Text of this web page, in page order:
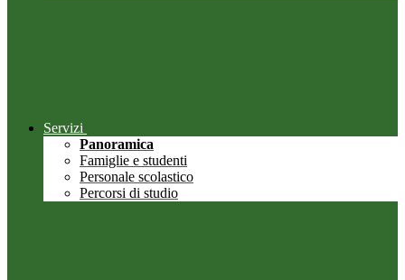
Servizi
Panoramica
Famiglie e studenti
Personale scolastico
Percorsi di studio